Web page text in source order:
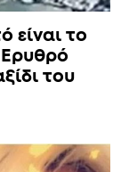
είναι το
του